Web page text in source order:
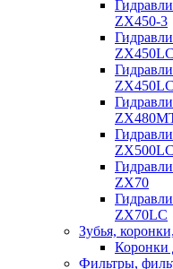
ZX450-3
ZX450LC
ZX70
ZX70LC
Зубья,
Коронки
Фильтры,